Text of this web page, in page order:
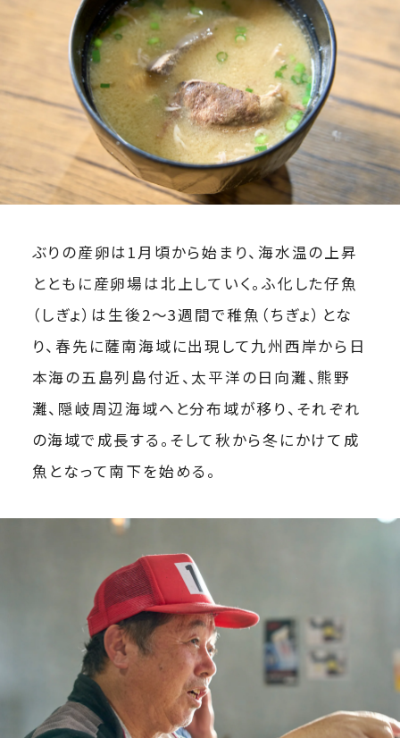
ぶりの産卵は1月頃から始まり、海水温の上昇
とともに産卵場は北上していく。ふ化した仔魚
（しぎょ）は生後2～3週間で稚魚（ちぎょ）とな
り、春先に薩南海域に出現して九州西岸から日
本海の五島列島付近、太平洋の日向灘、熊野
灘、隠岐周辺海域へと分布域が移り、それぞれ
の海域で成長する。そして秋から冬にかけて成
魚となって南下を始める。